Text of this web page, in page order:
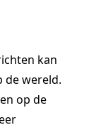
kan
de wereld.
op de